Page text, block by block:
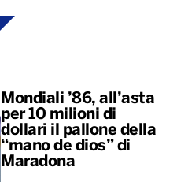
Mondiali ’86, all’asta
per 10 milioni di
dollari il pallone della
“mano de dios” di
Maradona